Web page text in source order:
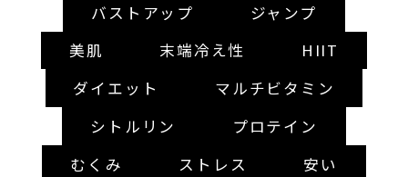
バストアップ
ジャンプ
美肌
末端冷え性
HIIT
ダイエット
マルチビタミン
シトルリン
プロテイン
むくみ
ストレス
安い